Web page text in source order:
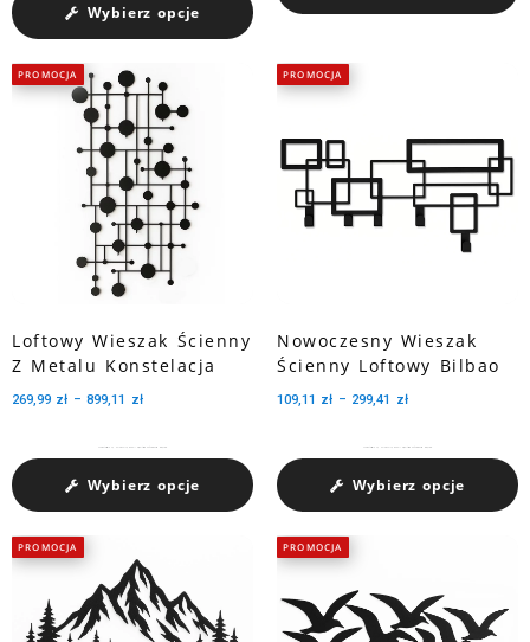
Wybierz opcje
PROMOCJA
Loftowy Wieszak Ścienny
Z Metalu Konstelacja
269,99 zł – 899,11 zł
Wybierz opcje
PROMOCJA
Nowoczesny Wieszak
Ścienny Loftowy Bilbao
109,11 zł – 299,41 zł
Wybierz opcje
PROMOCJA PROMOCJA